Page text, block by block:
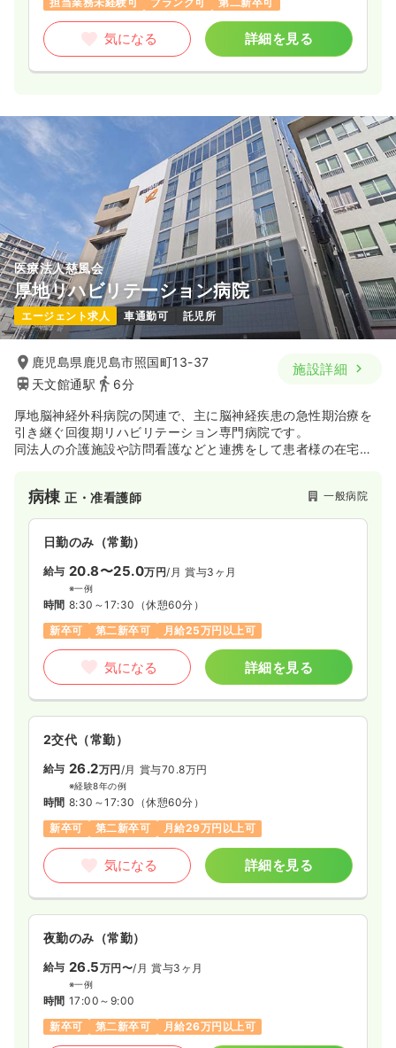
気になる 詳細を見る
医療法人慈風会
厚地リハビリテーション病院
エージェント求人 車通勤可 託児所
鹿児島県鹿児島市照国町13-37
天文館通駅
6分
施設詳細
厚地脳神経外科病院の関連で、主に脳神経疾患の急性期治療を
引き継ぐ回復期リハビリテーション専門病院です。
同法人の介護施設や訪問看護などと連携をして患者様の在宅復
病棟正・准看護師 一般病院
日勤のみ（常勤）
給与 20.8〜25.0万円/月 賞与3ヶ月
※一例
時間 8:30～17:30 （休憩60分）
新卒可
第二新卒可 月給25万円以上可
気になる 詳細を見る
2交代（常勤）
給与 26.2万円/月 賞与70.8万円
※経験8年の例
時間 8:30～17:30 （休憩60分）
新卒可
第二新卒可 月給29万円以上可
気になる 詳細を見る
夜勤のみ（常勤）
給与 26.5万円〜/月 賞与3ヶ月
※一例
時間 17:00～9:00
新卒可
第二新卒可 月給26万円以上可